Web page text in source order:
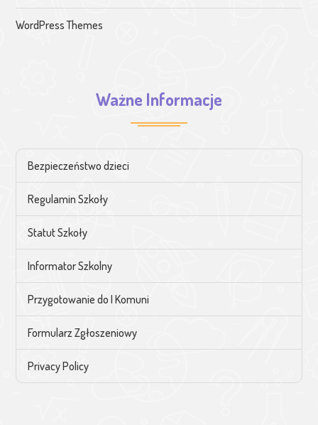
WordPress Themes
Ważne Informacje
Bezpieczeństwo dzieci
Regulamin Szkoły
Statut Szkoły
Informator Szkolny
Przygotowanie do I Komuni
Formularz Zgłoszeniowy
Privacy Policy